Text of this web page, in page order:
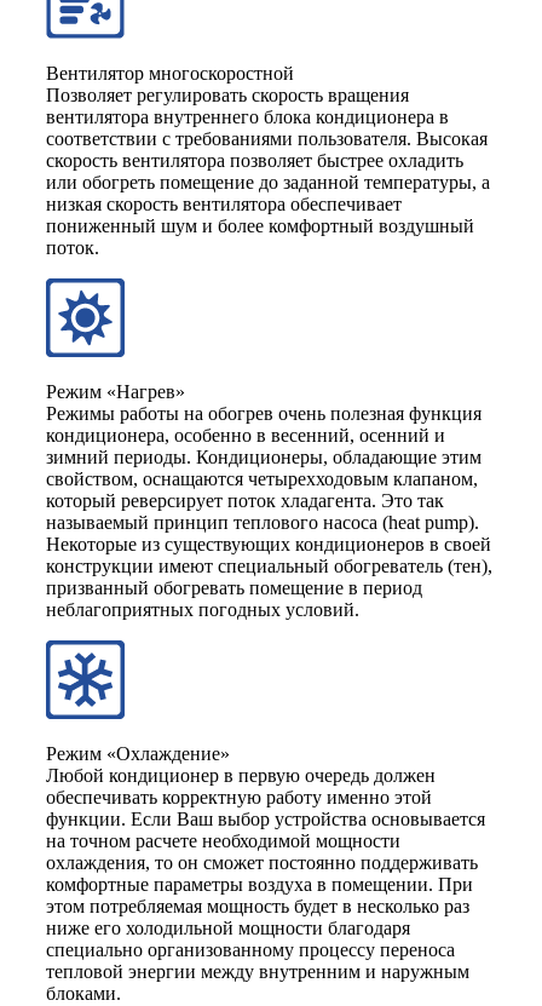
Вентилятор многоскоростной
Позволяет регулировать скорость вращения
вентилятора внутреннего блока кондиционера в
соответствии с требованиями пользователя. Высокая
скорость вентилятора позволяет быстрее охладить
или обогреть помещение до заданной температуры, а
низкая скорость вентилятора обеспечивает
пониженный шум и более комфортный воздушный
поток.
Режим «Нагрев»
Режимы работы на обогрев очень полезная функция
кондиционера, особенно в весенний, осенний и
зимний периоды. Кондиционеры, обладающие этим
свойством, оснащаются четырехходовым клапаном,
который реверсирует поток хладагента. Это так
называемый принцип теплового насоса (heat pump).
Некоторые из существующих кондиционеров в своей
конструкции имеют специальный обогреватель (тен),
призванный обогревать помещение в период
неблагоприятных погодных условий.
Режим «Охлаждение»
Любой кондиционер в первую очередь должен
обеспечивать корректную работу именно этой
функции. Если Ваш выбор устройства основывается
на точном расчете необходимой мощности
охлаждения, то он сможет постоянно поддерживать
комфортные параметры воздуха в помещении. При
этом потребляемая мощность будет в несколько раз
ниже его холодильной мощности благодаря
специально организованному процессу переноса
тепловой энергии между внутренним и наружным
блоками.